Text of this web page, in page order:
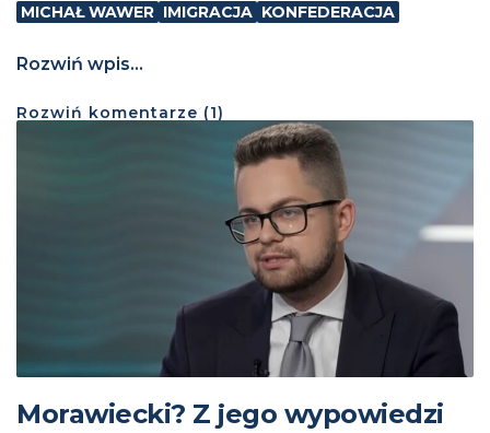
MICHAŁ WAWER IMIGRACJA KONFEDERACJA
Rozwiń wpis...
Rozwiń komentarze (1)
Morawiecki? Z jego wypowiedzi